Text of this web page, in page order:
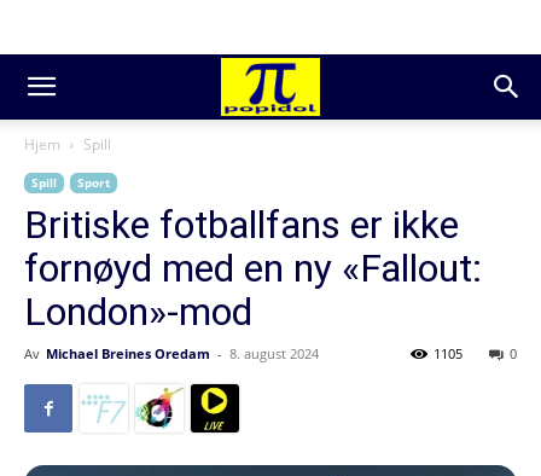
Hjem Spill
Spill Sport
Britiske fotballfans er ikke
fornøyd med en ny «Fallout:
London»-mod
Av Michael Breines Oredam - 8. august 2024 0
1105